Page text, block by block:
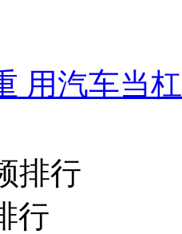
用汽车当
排行
行